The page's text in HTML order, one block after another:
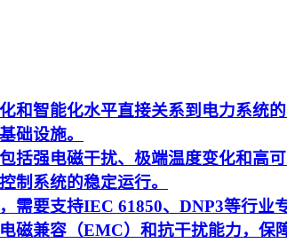
和智能化水平直接关系到电力系统
础设施。
括强电磁干扰、极端温度变化和高
制系统的稳定运行。
需要支持IEC 61850、DNP3等行业
磁兼容（EMC）和抗干扰能力，保